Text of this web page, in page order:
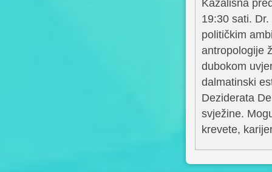
Kazališna
19:30 sati.
političkim
antropologije
dubokom
dalmatinski
Deziderata
svježine.
krevete,